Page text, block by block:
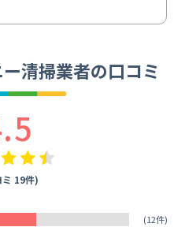
清掃業者の口コミ
ミ 19件)
(12件)